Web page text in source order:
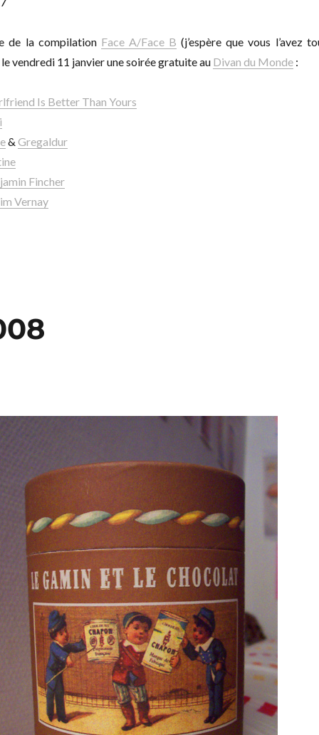
de la compilation Face A/Face B (j’espère que vous l’avez
vendredi 11 janvier une soirée gratuite au Divan du Monde:
Is Better Than Yours
& Gregaldur
Fincher
Vernay